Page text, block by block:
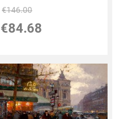
€146.00
€84.68